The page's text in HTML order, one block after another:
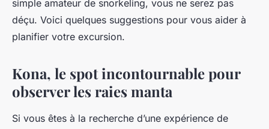
simple amateur de snorkeling, vous ne serez pas
déçu. Voici quelques suggestions pour vous aider à
planifier votre excursion.
Kona, le spot incontournable pour
observer les raies manta
Si vous êtes à la recherche d’une expérience de